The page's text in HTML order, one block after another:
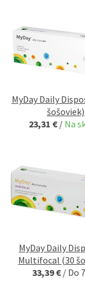
MyDay Daily
šošoviek)
23,31 € / Na
MyDay Daily
Multifocal (30
33,39 € / Do